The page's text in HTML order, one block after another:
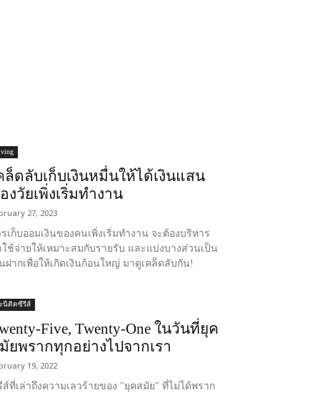
ล็ดลับเก็บเงินหมื่นให้ได้เงินแสน
งวัยเพิ่งเริ่มทำงาน
27, 2023
เก็บออมเงินของคนเพิ่งเริ่มทำงาน จะต้องบริหาร
ใช้จ่ายให้เหมาะสมกับรายรับ และแบ่งบางส่วนเป็น
ฝากเพื่อให้เกิดเงินก้อนใหญ่ มาดูเคล็ดลับกัน!
นีติดซีรีส์
Five, Twenty-One ในวันที่ยุค
ยพรากทุกอย่างไปจากเรา
19, 2022
ส์ที่เล่าถึงความเลวร้ายของ "ยุคสมัย" ที่ไม่ได้พราก